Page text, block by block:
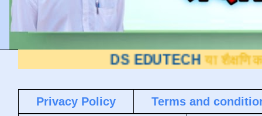
DS EDUTECH या शैक्षणिक ब्लॉगवर
Privacy Policy
Terms and